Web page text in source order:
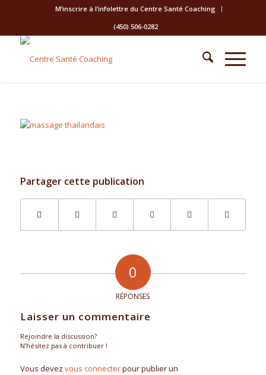
M’inscrire à l’infolettre du Centre Santé Coaching
(450) 506-0282
Partager cette publication
0
RÉPONSES
Laisser un commentaire
Rejoindre la discussion?
N’hésitez pas à contribuer !
Vous devez vous connecterpour publier un